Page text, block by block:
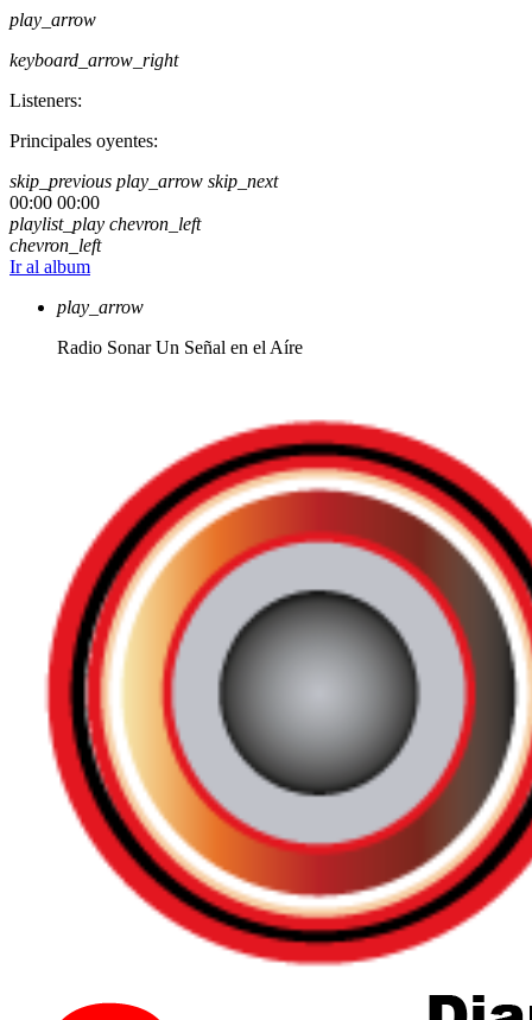
play_arrow
keyboard_arrow_right
Listeners:
Principales oyentes:
skip_previous play_arrow skip_next
00:00 00:00
playlist_play chevron_left
chevron_left
Ir al album
play_arrow
Radio Sonar Un Señal en el Aíre